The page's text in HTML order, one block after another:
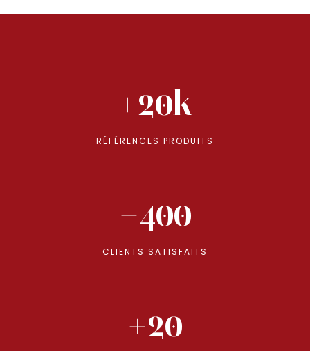
+20k
RÉFÉRENCES PRODUITS
+400
CLIENTS SATISFAITS
+20